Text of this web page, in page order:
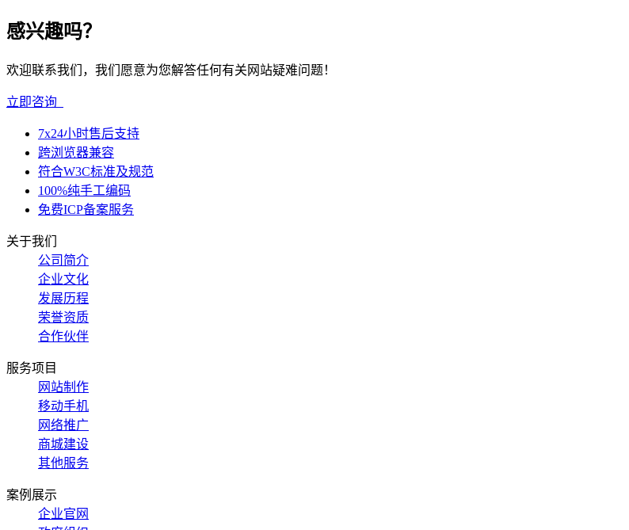
感兴趣吗？
欢迎联系我们，我们愿意为您解答任何有关网站疑难问题！
立即咨询
7x24小时售后支持
跨浏览器兼容
符合W3C标准及规范
100%纯手工编码
免费ICP备案服务
关于我们
公司简介
企业文化
发展历程
荣誉资质
合作伙伴
服务项目
网站制作
移动手机
网络推广
商城建设
其他服务
案例展示
企业官网